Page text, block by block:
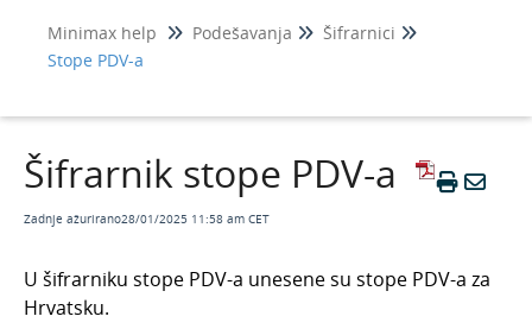
Minimax help Podešavanja
Šifrarnici
Stope PDV-a
Šifrarnici
Stranke
Cjenici
Konta
Analitike
Šifrarnik stope PDV-a
Zadnje ažurirano28/01/2025 11:58 am CET
U šifrarniku stope PDV-a unesene su stope PDV-a za
Hrvatsku.